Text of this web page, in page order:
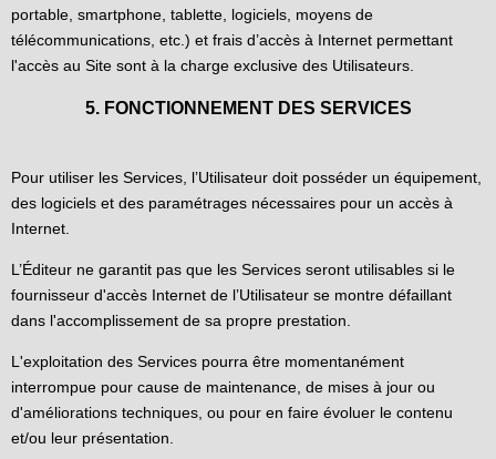
portable, smartphone, tablette, logiciels, moyens de
télécommunications, etc.) et frais d’accès à Internet permettant
l'accès au Site sont à la charge exclusive des Utilisateurs.
5. FONCTIONNEMENT DES SERVICES
Pour utiliser les Services, l’Utilisateur doit posséder un équipement,
des logiciels et des paramétrages nécessaires pour un accès à
Internet.
L’Éditeur ne garantit pas que les Services seront utilisables si le
fournisseur d'accès Internet de l’Utilisateur se montre défaillant
dans l'accomplissement de sa propre prestation.
L'exploitation des Services pourra être momentanément
interrompue pour cause de maintenance, de mises à jour ou
d'améliorations techniques, ou pour en faire évoluer le contenu
et/ou leur présentation.